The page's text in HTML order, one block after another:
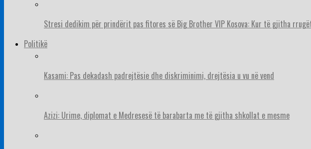
Stresi dedikim për prindërit pas fitores së Big Brother VIP Kosova: Kur të gjitha
Politikë
Kasami: Pas dekadash padrejtësie dhe diskriminimi, drejtësia u vu në vend
Azizi: Urime, diplomat e Medresesë të barabarta me të gjitha shkollat e mesme